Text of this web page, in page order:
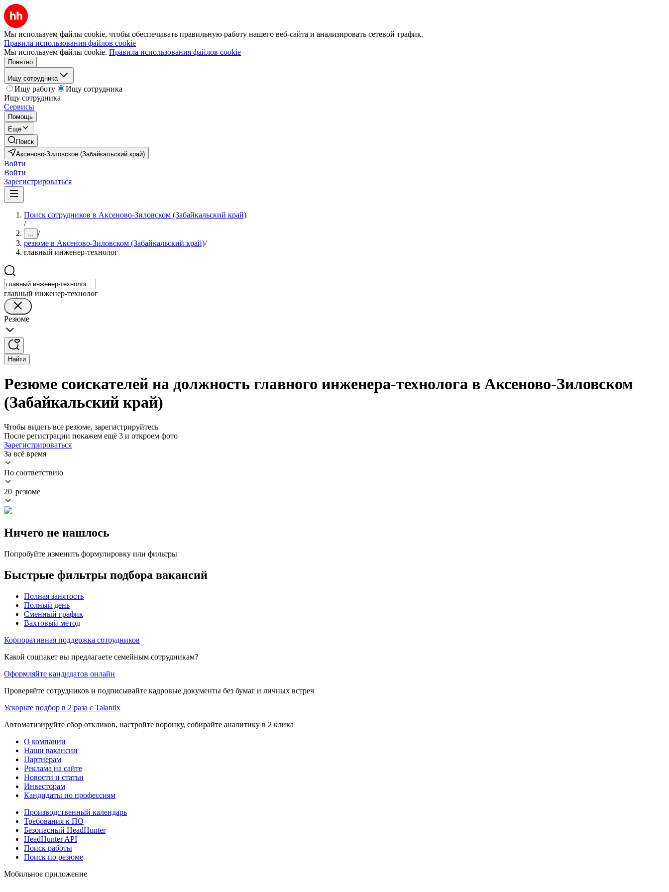
Мы используем файлы cookie, чтобы обеспечивать правильную работу нашего веб-сайта и анализировать сетевой трафик.
Правила использования файлов cookie
Мы используем файлы cookie. Правила использования файлов cookie
Понятно
Ищу сотрудника
Ищу работу
Ищу сотрудника
Ищу сотрудника
Сервисы
Помощь
Ещё
Поиск
Аксеново-Зиловское (Забайкальский край)
Войти
Войти
Зарегистрироваться
Поиск сотрудников в Аксеново-Зиловском (Забайкальский край)
/
... /
резюме в Аксеново-Зиловском (Забайкальский край)/
главный инженер-технолог
главный инженер-технолог
Резюме
Найти
Резюме соискателей на должность главного инженера-технолога в Аксеново-Зиловском
(Забайкальский край)
Чтобы видеть все резюме, зарегистрируйтесь
После регистрации покажем ещё 3 и откроем фото
Зарегистрироваться
За всё время
По соответствию
20 резюме
Ничего не нашлось
Попробуйте изменить формулировку или фильтры
Быстрые фильтры подбора вакансий
Полная занятость
Полный день
Сменный график
Вахтовый метод
Корпоративная поддержка сотрудников
Какой соцпакет вы предлагаете семейным сотрудникам?
Оформляйте кандидатов онлайн
Проверяйте сотрудников и подписывайте кадровые документы без бумаг и личных встреч
Ускорьте подбор в 2 раза с Talantix
Автоматизируйте сбор откликов, настройте воронку, собирайте аналитику в 2 клика
О компании
Наши вакансии
Партнерам
Реклама на сайте
Новости и статьи
Инвесторам
Кандидаты по профессиям
Производственный календарь
Требования к ПО
Безопасный HeadHunter
HeadHunter API
Поиск работы
Поиск по резюме
Мобильное приложение